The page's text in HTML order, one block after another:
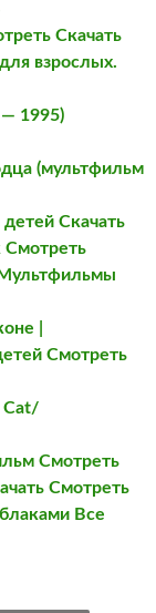
Скачать
взрослых.
— 1995)
(мультфильм
Скачать
Смотреть
|
Смотреть
Cat/
Смотреть
Смотреть
Все